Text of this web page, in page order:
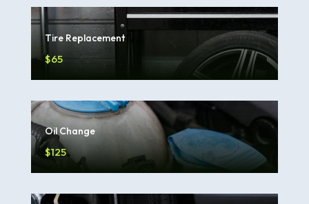
Tire Replacement
$65
Oil Change
$125